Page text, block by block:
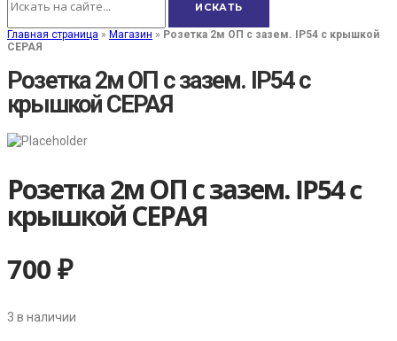
Главная страница » Магазин » Розетка 2м ОП с зазем. IP54 c крышкой
СЕРАЯ
Розетка 2м ОП с зазем. IP54 c
крышкой СЕРАЯ
Розетка 2м ОП с зазем. IP54 c
крышкой СЕРАЯ
700₽
3 в наличии